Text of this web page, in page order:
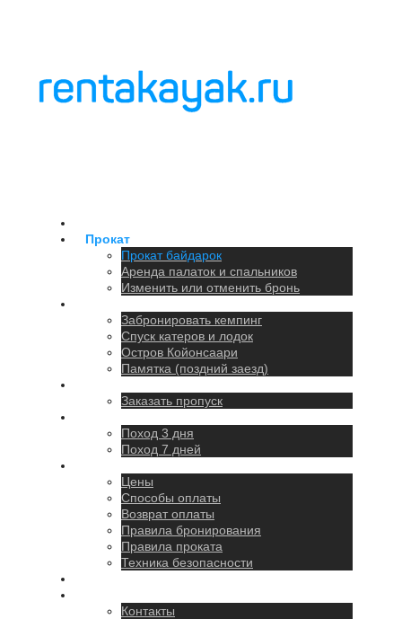
Прокат
Прокат байдарок
Аренда палаток и спальников
Изменить или отменить бронь
Забронировать кемпинг
Спуск катеров и лодок
Остров Койонсаари
Памятка (поздний заезд)
Заказать пропуск
Поход 3 дня
Поход 7 дней
Цены
Способы оплаты
Возврат оплаты
Правила бронирования
Правила проката
Техника безопасности
Контакты